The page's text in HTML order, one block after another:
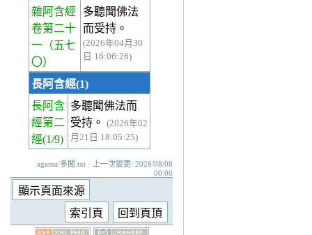
雜阿含經
卷第二十
一 （五七
〇）
多聽聞佛法
而受持。
(2026年04月30
日 16:06:26)
長阿含經(1)
長阿含
經第二
經(1/9)
多聽聞佛法而
受持。
(2026年02
月21日 18:05:25)
agama/多聞.txt · 上一次變更: 2026/08/08
00:00